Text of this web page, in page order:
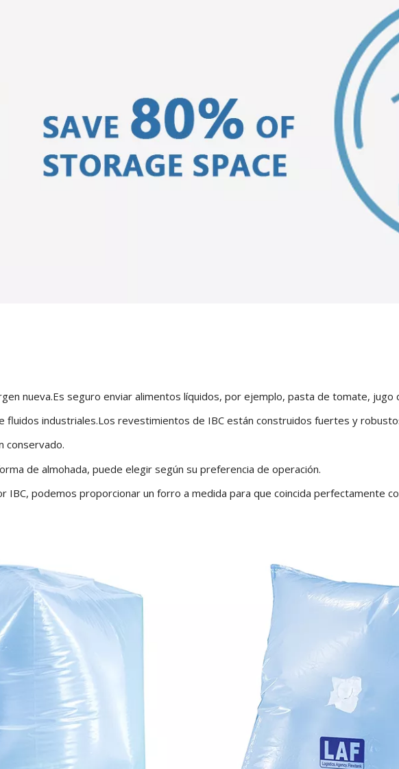
nueva.Es seguro enviar alimentos líquidos, por ejemplo, pasta de tomate, jugo
fluidos industriales.Los revestimientos de IBC están construidos fuertes y
conservado.
de almohada, puede elegir según su preferencia de operación.
podemos proporcionar un forro a medida para que coincida perfectamente